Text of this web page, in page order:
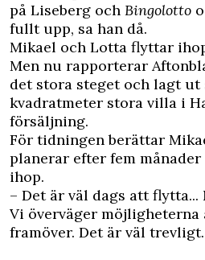
på Liseberg och Bingolotto
fullt upp, sa han då.
Mikael och Lotta flyttar
Men nu rapporterar
det stora steget och lagt ut
kvadratmeter stora villa i
försäljning.
För tidningen berättar
planerar efter fem
ihop.
– Det är väl dags att flytta...
Vi överväger
framöver. Det är väl trevligt.